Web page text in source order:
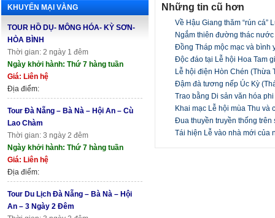
KHUYẾN MẠI VÀNG
TOUR HỒ DỤ- MÔNG HÓA- KỲ SƠN-
HÒA BÌNH
Thời gian: 2 ngày 1 đêm
Ngày khởi hành: Thứ 7 hàng tuần
Giá: Liên hệ
Địa điểm:
Tour Đà Nẵng – Bà Nà – Hội An – Cù
Lao Chàm
Thời gian: 3 ngày 2 đêm
Ngày khởi hành: Thứ 7 hàng tuần
Giá: Liên hệ
Địa điểm:
Tour Du Lịch Đà Nẵng – Bà Nà – Hội
An – 3 Ngày 2 Đêm
Những tin cũ hơn
Về Hậu Giang thăm “rún cá”
Ngắm thiên đường thác
Đồng Tháp mộc mạc và bình
Độc đáo tại Lễ hội Hoa Tam
Lễ hội điện Hòn Chén (Thừa
Đậm đà tương nếp Úc Kỳ
Trao bằng Di sản văn hóa
Khai mạc Lễ hội mùa Thu và
Đua thuyền truyền thống
Tái hiện Lễ vào nhà mới của